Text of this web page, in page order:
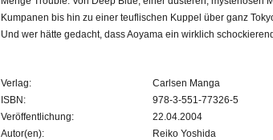
Kumpanen bis hin zu einer teuflischen Kuppel über ganz
Und wer hätte gedacht, dass Aoyama ein wirklich
Verlag:
ISBN:
Veröffentlichung:
Autor(en):
Carlsen Manga
978-3-551-77326-5
22.04.2004
Reiko Yoshida